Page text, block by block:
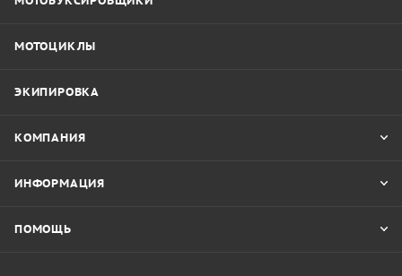
МОТОЦИКЛЫ
ЭКИПИРОВКА
КОМПАНИЯ
ИНФОРМАЦИЯ
ПОМОЩЬ